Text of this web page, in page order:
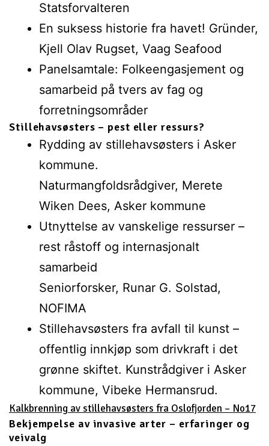
Statsforvalteren
En suksess historie fra havet! Gründer,
Kjell Olav Rugset, Vaag Seafood
Panelsamtale: Folkeengasjement og
samarbeid på tvers av fag og
forretningsområder
Stillehavsøsters – pest eller ressurs?
Rydding av stillehavsøsters i Asker
kommune.
Naturmangfoldsrådgiver, Merete
Wiken Dees, Asker kommune
Utnyttelse av vanskelige ressurser –
rest råstoff og internasjonalt
samarbeid
Seniorforsker, Runar G. Solstad,
NOFIMA
Stillehavsøsters fra avfall til kunst –
offentlig innkjøp som drivkraft i det
grønne skiftet. Kunstrådgiver i Asker
kommune, Vibeke Hermansrud.
Kalkbrenning av stillehavsøsters fra Oslofjorden – No17
Bekjempelse av invasive arter – erfaringer og
veivalg